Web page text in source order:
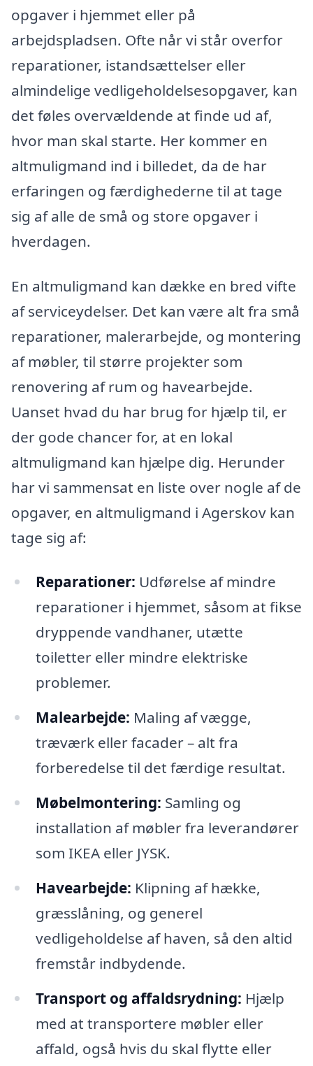
opgaver i hjemmet eller på
arbejdspladsen. Ofte når vi står overfor
reparationer, istandsættelser eller
almindelige vedligeholdelsesopgaver, kan
det føles overvældende at finde ud af,
hvor man skal starte. Her kommer en
altmuligmand ind i billedet, da de har
erfaringen og færdighederne til at tage
sig af alle de små og store opgaver i
hverdagen.
En altmuligmand kan dække en bred vifte
af serviceydelser. Det kan være alt fra små
reparationer, malerarbejde, og montering
af møbler, til større projekter som
renovering af rum og havearbejde.
Uanset hvad du har brug for hjælp til, er
der gode chancer for, at en lokal
altmuligmand kan hjælpe dig. Herunder
har vi sammensat en liste over nogle af de
opgaver, en altmuligmand i Agerskov kan
tage sig af:
Reparationer: Udførelse af mindre
reparationer i hjemmet, såsom at fikse
dryppende vandhaner, utætte
toiletter eller mindre elektriske
problemer.
Malearbejde: Maling af vægge,
træværk eller facader – alt fra
forberedelse til det færdige resultat.
Møbelmontering: Samling og
installation af møbler fra leverandører
som IKEA eller JYSK.
Havearbejde: Klipning af hække,
græsslåning, og generel
vedligeholdelse af haven, så den altid
fremstår indbydende.
Transport og affaldsrydning: Hjælp
med at transportere møbler eller
affald, også hvis du skal flytte eller